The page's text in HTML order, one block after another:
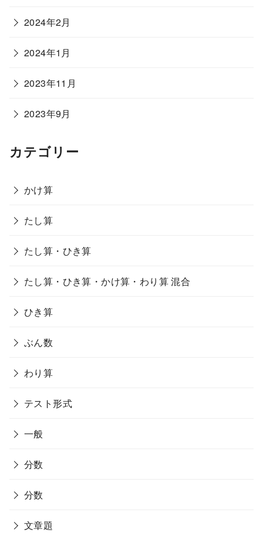
2024年2月
2024年1月
2023年11月
2023年9月
カテゴリー
かけ算
たし算
たし算・ひき算
たし算・ひき算・かけ算・わり算 混合
ひき算
ぶん数
わり算
テスト形式
一般
分数
分数
文章題